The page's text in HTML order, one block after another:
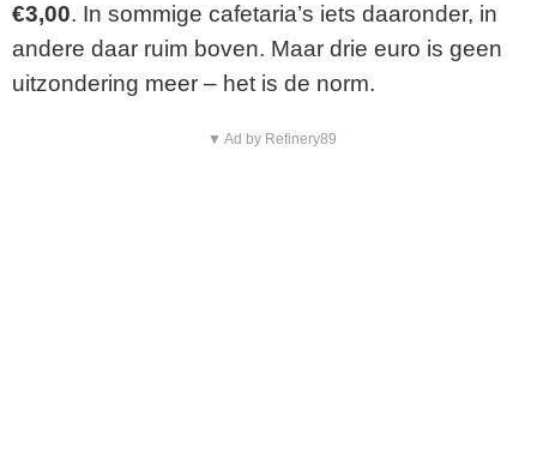
€3,00. In sommige cafetaria’s iets daaronder, in
andere daar ruim boven. Maar drie euro is geen
uitzondering meer – het is de norm.
▼ Ad by Refinery89